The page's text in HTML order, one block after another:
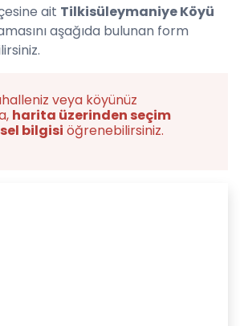
ait Tilkisüleymaniye Köyü
aşağıda bulunan form
veya köyünüz
harita üzerinden seçim
bilgisi öğrenebilirsiniz.